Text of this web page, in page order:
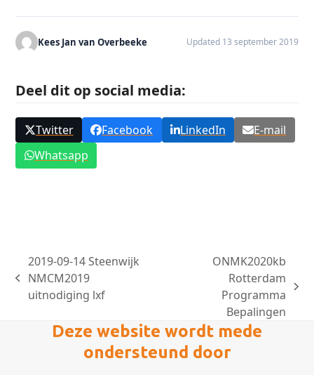
Kees Jan van Overbeeke Updated 13 september 2019
Deel dit op social media:
Twitter Facebook LinkedIn
E-mail
Whatsapp
previous
post:
2019-09-14 Steenwijk
NMCM2019
uitnodiging lxf
ONMK2020kb
Rotterdam
Programma
Bepalingen
Deze website wordt mede
ondersteund door